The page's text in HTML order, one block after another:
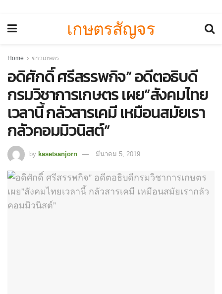
เกษตรสัญจร
Home ข่าวเกษตร
อดิศักดิ์ ศรีสรรพกิจ” อดีตอธิบดี
กรมวิชาการเกษตร เผย”สังคมไทย
เวลานี้ กลัวสารเคมี เหมือนสมัยเรา
กลัวคอมมิวนิสต์”
by kasetsanjorn มีนาคม 5, 2019